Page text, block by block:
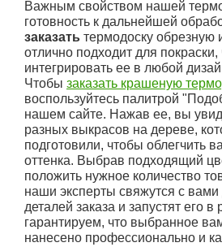
Важным свойством нашей
готовность к дальнейшей
заказать термодоску обрезную
отлично подходит для покраски,
интегрировать ее в любой
Чтобы заказать крашеную
воспользуйтесь палитрой
нашем сайте. Нажав ее, вы
разных выкрасов на дереве,
подготовили, чтобы облегчить
оттенка. Выбрав подходящий
положить нужное количество
наши эксперты свяжутся с вами
деталей заказа и запустят его в
гарантируем, что выбранное
нанесено профессионально и